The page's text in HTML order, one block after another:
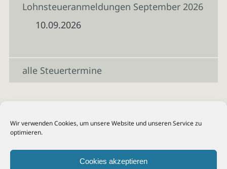
Wir verwenden Cookies, um unsere Website und unseren Service zu
optimieren.
Cookies akzeptieren
Lohnsteueranmeldungen September 2026
10.09.2026
alle Steuertermine